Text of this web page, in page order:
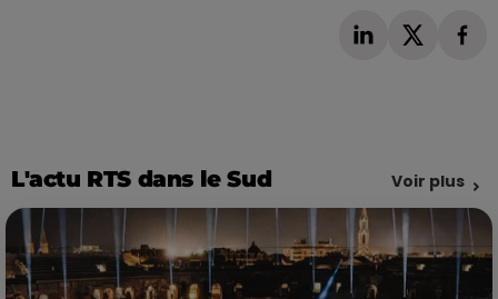
L'actu RTS dans le Sud Voir plus